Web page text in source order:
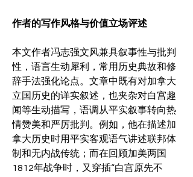
作者的写作风格与价值立场评述
本文作者冯志强文风兼具叙事性与批判
性，语言生动犀利，常用历史典故和修
辞手法强化论点。文章中既有对加拿大
立国历史的详实叙述，也夹杂对白宫趣
闻等生动描写，语调从平实叙事转向热
情赞美和严厉批判。例如，他在描述加
拿大历史时用平实客观语气讲述联邦体
制和无内战传统；而在回顾加美两国
1812年战争时，又穿插“白宫原先不